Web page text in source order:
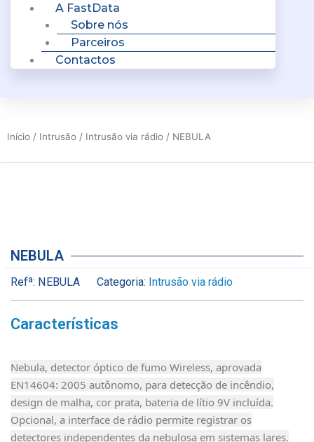
A FastData
Sobre nós
Parceiros
Contactos
Início / Intrusão / Intrusão via rádio / NEBULA
NEBULA
Refª: NEBULA Categoria: Intrusão via rádio
Características
Nebula, detector óptico de fumo Wireless, aprovada
EN14604: 2005 autônomo, para detecção de incêndio,
design de malha, cor prata, bateria de lítio 9V incluída.
Opcional, a interface de rádio permite registrar os
detectores independentes da nebulosa em sistemas lares.